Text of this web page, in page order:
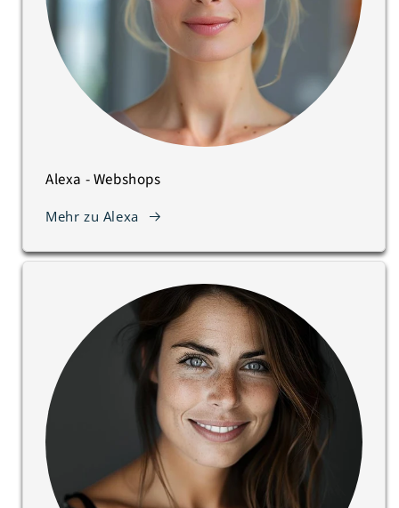
Alexa - Webshops
Mehr zu Alexa